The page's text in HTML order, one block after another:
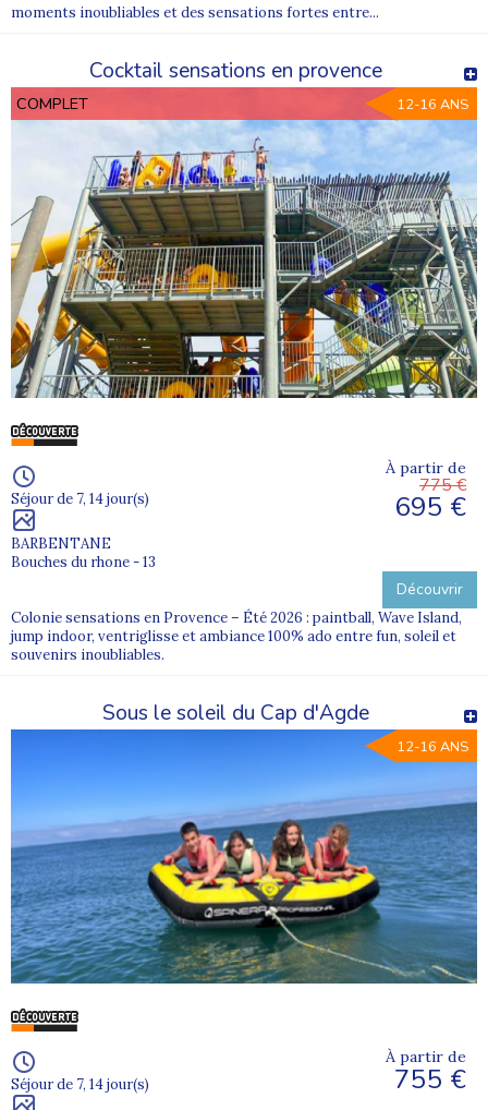
moments inoubliables et des sensations fortes entre...
Cocktail sensations en provence
COMPLET 12-16 ANS
Séjour de 7, 14 jour(s)
BARBENTANE
Bouches du rhone - 13
À partir de
775 €
695 €
Découvrir
Colonie sensations en Provence – Été 2026 : paintball, Wave Island,
jump indoor, ventriglisse et ambiance 100% ado entre fun, soleil et
souvenirs inoubliables.
Sous le soleil du Cap d'Agde
12-16 ANS
Séjour de 7, 14 jour(s)
À partir de
755 €